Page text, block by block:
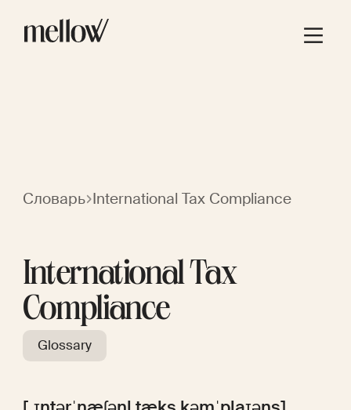
Словарь International Tax Compliance
International Tax
Compliance
Glossary